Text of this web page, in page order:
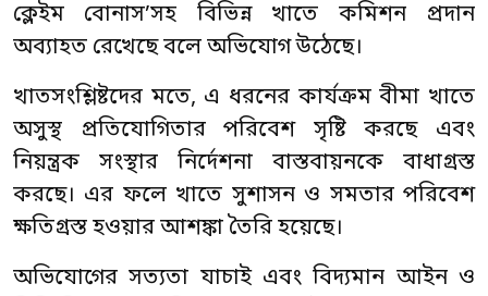
ক্লেইম বোনাস’সহ বিভিন্ন খাতে কমিশন প্রদান
অব্যাহত রেখেছে বলে অভিযোগ উঠেছে।
খাতসংশ্লিষ্টদের মতে, এ ধরনের কার্যক্রম বীমা খাতে
অসুস্থ প্রতিযোগিতার পরিবেশ সৃষ্টি করছে এবং
নিয়ন্ত্রক সংস্থার নির্দেশনা বাস্তবায়নকে বাধাগ্রস্ত
করছে। এর ফলে খাতে সুশাসন ও সমতার পরিবেশ
ক্ষতিগ্রস্ত হওয়ার আশঙ্কা তৈরি হয়েছে।
অভিযোগের সত্যতা যাচাই এবং বিদ্যমান আইন ও